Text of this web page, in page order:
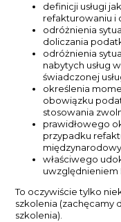
definicji usługi
refakturowaniu i
odróżnienia
doliczania
odróżnienia
nabytych usług
świadczonej
określenia
obowiązku
stosowania
prawidłowego
przypadku
właściwego
uwzględnieniem
To oczywiście tylko
szkolenia (zachęcamy
szkolenia).